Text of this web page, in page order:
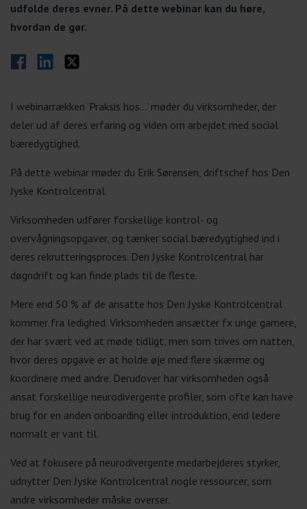
udfolde deres evner. På dette webinar kan du høre,
hvordan de gør.
Del på Facebook
Del på LinkedIn
Del på Twitter
I webinarrækken ’Praksis hos...’ møder du virksomheder, der
deler ud af deres erfaring og viden om arbejdet med social
bæredygtighed.
På dette webinar møder du Erik Sørensen, driftschef hos Den
Jyske Kontrolcentral.
Virksomheden udfører forskellige kontrol- og
overvågningsopgaver, og tænker social bæredygtighed ind i
deres rekrutteringsproces. Den Jyske Kontrolcentral har
døgndrift og kan finde plads til de fleste.
Mere end 50 % af de ansatte hos Den Jyske Kontrolcentral
kommer fra ledighed. Virksomheden ansætter fx unge gamere,
der har svært ved at møde tidligt, men som trives om natten,
hvor deres opgave er at holde øje med flere skærme og
koordinere med andre. Derudover har virksomheden også
ansat forskellige neurodivergente profiler, som ofte kan have
brug for en anden onboarding eller introduktion, end ledere
normalt er vant til.
Ved at fokusere på neurodivergente medarbejderes styrker,
udnytter Den Jyske Kontrolcentral nogle ressourcer, som
andre virksomheder måske overser.